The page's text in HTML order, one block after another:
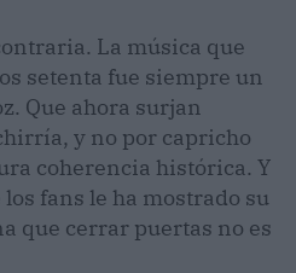
La música que
setenta fue siempre un
Que ahora surjan
y no por capricho
coherencia histórica. Y
fans le ha mostrado su
que cerrar puertas no es